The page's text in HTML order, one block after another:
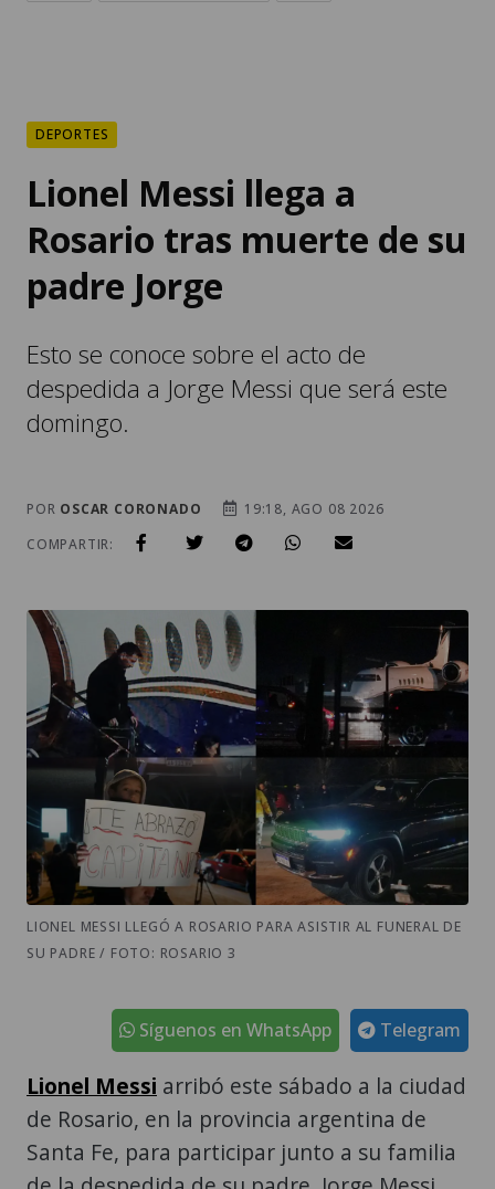
DEPORTES
Lionel Messi llega a
Rosario tras muerte de su
padre Jorge
Esto se conoce sobre el acto de
despedida a Jorge Messi que será este
domingo.
POR OSCAR CORONADO
19:18, AGO 08 2026
COMPARTIR:
LIONEL MESSI LLEGÓ A ROSARIO PARA ASISTIR AL FUNERAL DE
SU PADRE / FOTO: ROSARIO 3
Telegram
Síguenos en WhatsApp
Lionel Messi arribó este sábado a la ciudad
de Rosario, en la provincia argentina de
Santa Fe, para participar junto a su familia